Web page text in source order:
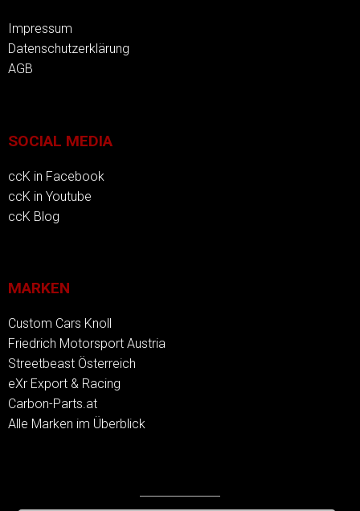
Impressum
Datenschutzerklärung
AGB
SOCIAL MEDIA
ccK in Facebook
ccK in Youtube
ccK Blog
MARKEN
Custom Cars Knoll
Friedrich Motorsport Austria
Streetbeast Österreich
eXr Export & Racing
Carbon-Parts.at
Alle Marken im Überblick